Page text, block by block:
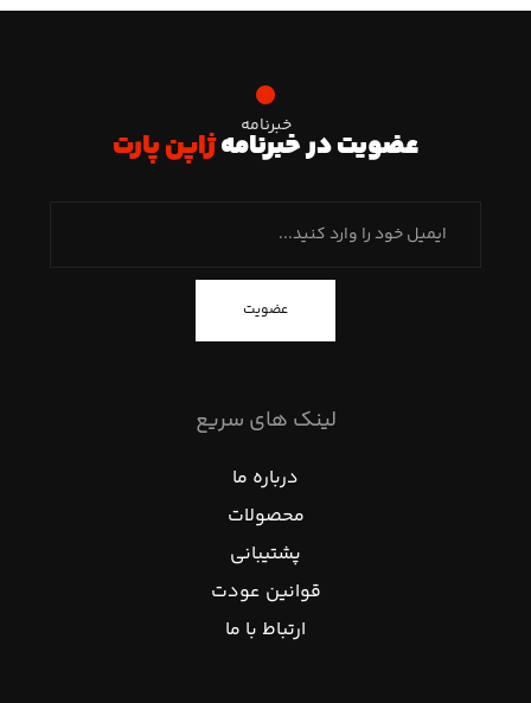
خبرنامه
عضویت در خبرنامهژاپن پارت
عضویت
لینک های سریع
درباره ما
محصولات
پشتیبانی
قوانین عودت
ارتباط با ما